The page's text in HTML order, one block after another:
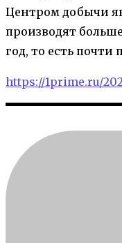
Центром добычи
производят
год, то есть почти
https://1prime.ru/